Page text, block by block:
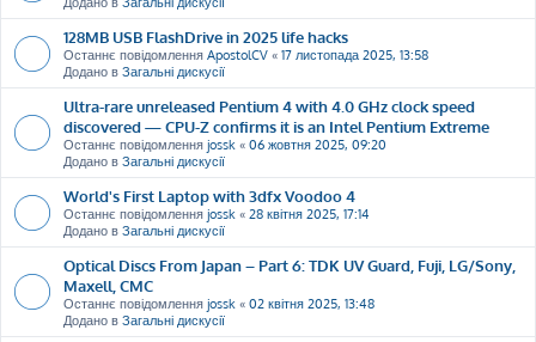
128MB USB FlashDrive in 2025 life hacks
Останнє повідомлення ApostolCV « 17 листопада 2025, 13:58
Додано в Загальні дискусії
Ultra-rare unreleased Pentium 4 with 4.0 GHz clock speed
discovered — CPU-Z confirms it is an Intel Pentium Extreme
Останнє повідомлення jossk « 06 жовтня 2025, 09:20
Додано в Загальні дискусії
World's First Laptop with 3dfx Voodoo 4
Останнє повідомлення jossk « 28 квітня 2025, 17:14
Додано в Загальні дискусії
Optical Discs From Japan – Part 6: TDK UV Guard, Fuji, LG/Sony,
Maxell, CMC
Останнє повідомлення jossk « 02 квітня 2025, 13:48
Додано в Загальні дискусії